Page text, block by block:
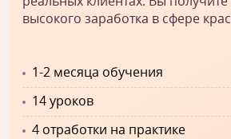
высокого заработка в сфере
1-2 месяца обучения
14 уроков
4 отработки на практике